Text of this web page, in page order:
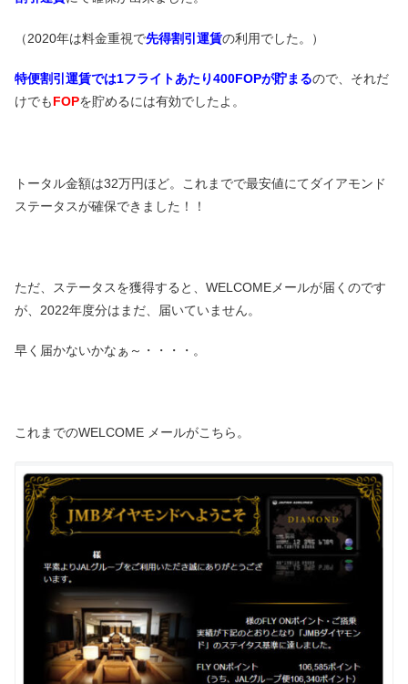
（2020年は料金重視で先得割引運賃の利用でした。）
特便割引運賃では1フライトあたり400FOPが貯まるので、それだ
けでもFOPを貯めるには有効でしたよ。
トータル金額は32万円ほど。これまでで最安値にてダイアモンド
ステータスが確保できました！！
ただ、ステータスを獲得すると、WELCOMEメールが届くのです
が、2022年度分はまだ、届いていません。
早く届かないかなぁ～・・・・。
これまでのWELCOME メールがこちら。